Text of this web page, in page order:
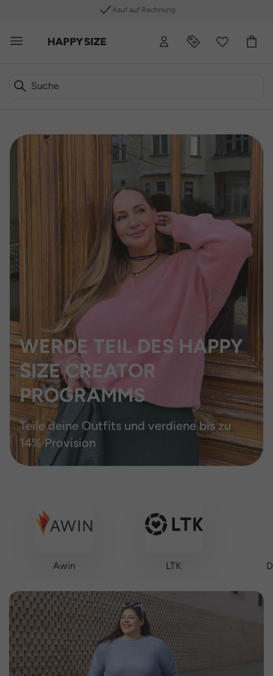
Kauf auf Rechnung
WERDE TEIL DES HAPPY
SIZE CREATOR
PROGRAMMS
Teile deine Outfits und verdiene bis zu
14% Provision
Awin LTK